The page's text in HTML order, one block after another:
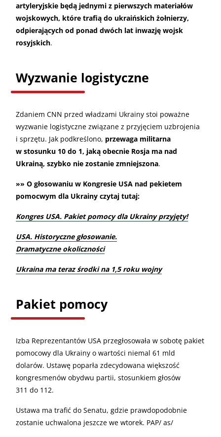
artyleryjskie będą jednymi z pierwszych materiałów
wojskowych, które trafią do ukraińskich żołnierzy,
odpierających od ponad dwóch lat inwazję wojsk
rosyjskich.
Wyzwanie logistyczne
Zdaniem CNN przed władzami Ukrainy stoi poważne
wyzwanie logistyczne związane z przyjęciem uzbrojenia
i sprzętu. Jak podkreślono, przewaga militarna
w stosunku 10 do 1, jaką obecnie Rosja ma nad
Ukrainą, szybko nie zostanie zmniejszona.
»» O głosowaniu w Kongresie USA nad pekietem
pomocwym dla Ukrainy czytaj tutaj:
Kongres USA. Pakiet pomocy dla Ukrainy przyjęty!
USA. Historyczne głosowanie.
Dramatyczne okoliczności
Ukraina ma teraz środki na 1,5 roku wojny
Pakiet pomocy
Izba Reprezentantów USA przegłosowała w sobotę pakiet
pomocowy dla Ukrainy o wartości niemal 61 mld
dolarów. Ustawę poparła zdecydowana większość
kongresmenów obydwu partii, stosunkiem głosów
311 do 112.
Ustawa ma trafić do Senatu, gdzie prawdopodobnie
zostanie uchwalona jeszcze we wtorek. PAP/ as/